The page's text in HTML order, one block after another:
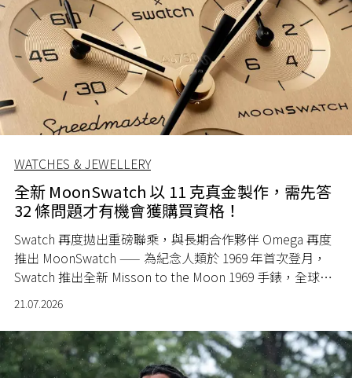
WATCHES & JEWELLERY
全新 MoonSwatch 以 11 克真金製作，需先答
32 條問題才有機會獲購買資格！
Swatch 再度拋出重磅聯乘，與長期合作夥伴 Omega 再度
推出 MoonSwatch —— 為紀念人類於 1969 年首次登月，
Swatch 推出全新 Misson to the Moon 1969 手錶，全球限
21.07.2026